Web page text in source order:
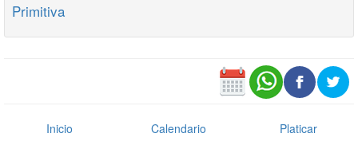
Primitiva
Inicio Calendario Platicar